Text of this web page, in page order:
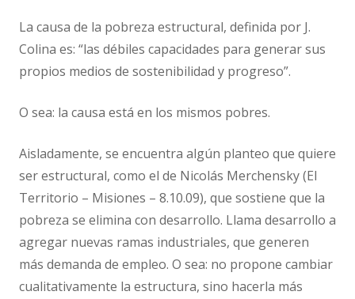
La causa de la pobreza estructural, definida por J.
Colina es: “las débiles capacidades para generar sus
propios medios de sostenibilidad y progreso”.
O sea: la causa está en los mismos pobres.
Aisladamente, se encuentra algún planteo que quiere
ser estructural, como el de Nicolás Merchensky (El
Territorio – Misiones – 8.10.09), que sostiene que la
pobreza se elimina con desarrollo. Llama desarrollo a
agregar nuevas ramas industriales, que generen
más demanda de empleo. O sea: no propone cambiar
cualitativamente la estructura, sino hacerla más